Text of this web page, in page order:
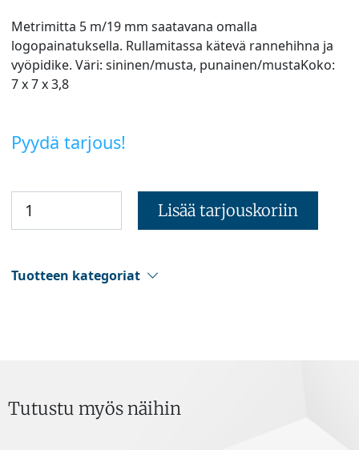
Metrimitta 5 m/19 mm saatavana omalla
logopainatuksella. Rullamitassa kätevä rannehihna ja
vyöpidike. Väri: sininen/musta, punainen/mustaKoko:
7 x 7 x 3,8
Pyydä tarjous!
Lisää tarjouskoriin
Tuotteen kategoriat
Tutustu myös näihin